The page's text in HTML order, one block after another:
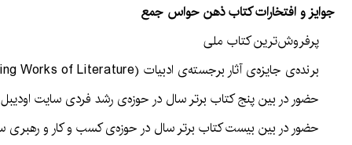
جوایز و افتخارات کتاب ذهن حواس جمع
پرفروش‌ترین کتاب ملی
برنده‌ی جایزه‌ی آثار برجسته‌ی ادبیات (Outstanding Works of Literature) در سال 2019. (جایزه‌ای که هر ساله به کتاب‌هایی تعلق می‌گیرد که بر مباحثی مانند اقتصاد و آموزش در جامعه تاثیر می‌گذارند.)
حضور در بین پنج کتاب برتر سال در حوزه‌ی رشد فردی سایت اودیبل
حضور در بین بیست کتاب برتر سال در حوزه‌ی کسب و کار و رهبری